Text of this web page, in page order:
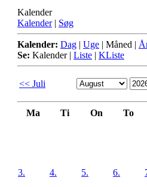
Kalender
Kalender | Søg
Kalender: Dag | Uge | Måned |
Se: Kalender| Liste | KListe
<< Juli
Ma Ti On To
3. 4. 5. 6.